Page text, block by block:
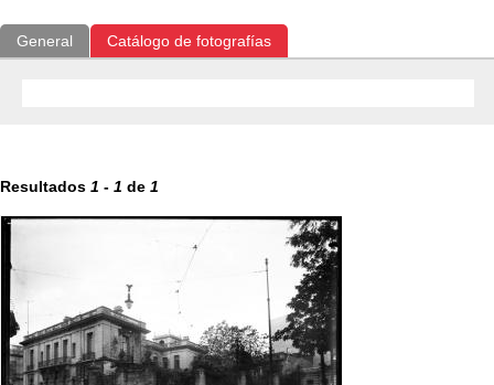
General Catálogo de fotografías
Resultados 1 - 1 de 1